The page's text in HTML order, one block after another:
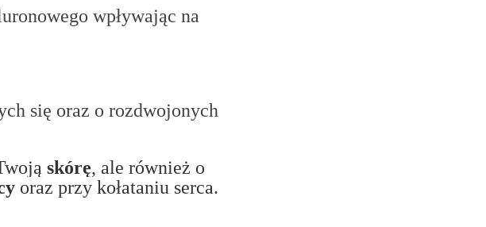
wpływając na
się oraz o rozdwojonych
skórę, ale również o
oraz przy kołataniu serca.